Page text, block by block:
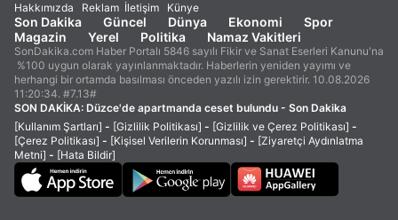
Hakkımızda Reklam İletişim Künye
Son Dakika Güncel Dünya Ekonomi
Spor
Magazin
Yerel Politika Namaz Vakitleri
SonDakika.com Haber Portalı 5846 sayılı Fikir ve Sanat Eserleri Kanunu'na
%100 uygun olarak yayınlanmaktadır. Haberlerin yeniden yayımı ve
herhangi bir ortamda basılması önceden yazılı izin gerektirir. 10.08.2026
11:20:34. #7.13#
SON DAKİKA: Düzce'de apartmanda ceset bulundu - Son Dakika
[Kullanım Şartları] - [Gizlilik Politikası] - [Gizlilik ve Çerez Politikası] -
[Çerez Politikası] - [Kişisel Verilerin Korunması] - [Ziyaretçi Aydınlatma
Metni] - [Hata Bildir]